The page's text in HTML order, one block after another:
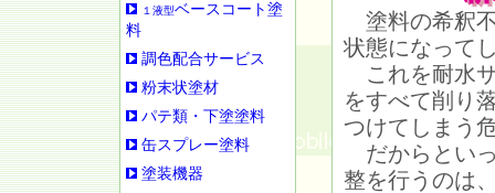
１液型ベースコート塗
料
調色配合サービス
粉末状塗材
パテ類・下塗塗料
缶スプレー塗料
塗装機器
塗料の希釈
状態になって
これを耐水
をすべて削り
つけてしまう
だからとい
整を行うのは